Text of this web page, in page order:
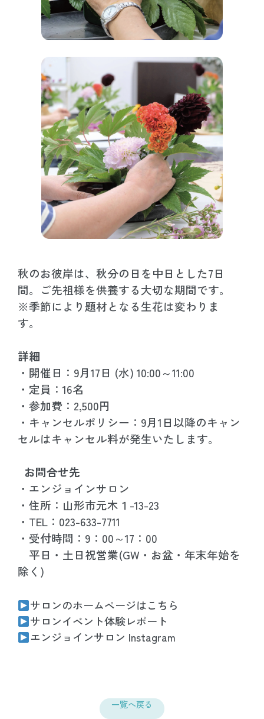
秋のお彼岸は、秋分の日を中日とした7日
間。ご先祖様を供養する大切な期間です。
※季節により題材となる生花は変わりま
す。
詳細
・開催日：9月17日 (水) 10:00～11:00
・定員：16名
・参加費：2,500円
・キャンセルポリシー：9月1日以降のキャン
セルはキャンセル料が発生いたします。
お問合せ先
・エンジョインサロン
・住所：山形市元木１-13-23
・TEL：023-633-7711
・受付時間：9：00～17：00
平日・土日祝営業(GW・お盆・年末年始を
除く)
サロンのホームページはこちら
サロンイベント体験レポート
エンジョインサロン Instagram
一覧へ戻る